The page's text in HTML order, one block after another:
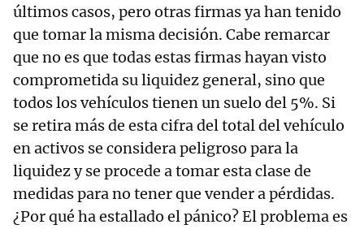
últimos casos, pero otras firmas ya han tenido
que tomar la misma decisión. Cabe remarcar
que no es que todas estas firmas hayan visto
comprometida su liquidez general, sino que
todos los vehículos tienen un suelo del 5%. Si
se retira más de esta cifra del total del vehículo
en activos se considera peligroso para la
liquidez y se procede a tomar esta clase de
medidas para no tener que vender a pérdidas.
¿Por qué ha estallado el pánico? El problema es